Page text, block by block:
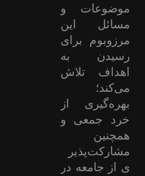
موضوعات ‌و
مسائل این
مرزوبوم برای
رسیدن به
اهداف تلاش
می‌کند؛
بهره‌گیری از
خرد جمعی و
همچنین
مشارکت‌پذیر
ی از جامعه در